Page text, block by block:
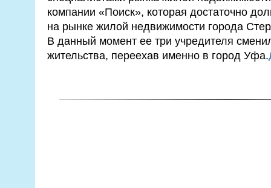
компании «Поиск», которая достаточно
на рынке жилой недвижимости города
В данный момент ее три учредителя
жительства, переехав именно в город Уфа.